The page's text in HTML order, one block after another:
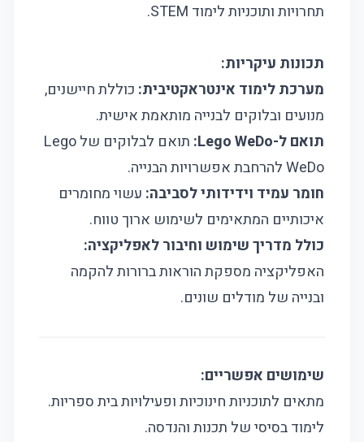
תחרויות ותוכניות לימוד STEM.
תכונות עיקריות:
מערכת לימוד אינטראקטיבית: כוללת חיישנים,
מנועים ובלוקים לבנייה מותאמת אישית.
תואם ל-Lego WeDo:
תואם לבלוקים של Lego
WeDo להרחבת אפשרויות הבנייה.
חומר עמיד וידידותי לסביבה: עשוי מחומרים
איכותיים המתאימים לשימוש ארוך טווח.
כולל מדריך שימוש וחיבור לאפליקציה:
האפליקציה מספקת הוראות ברורות להקמה
ובנייה של מודלים שונים.
שימושים אפשריים:
מתאים לתוכניות חינוכיות ופעילויות בית ספריות.
לימוד בסיסי של תכנות והנדסה.